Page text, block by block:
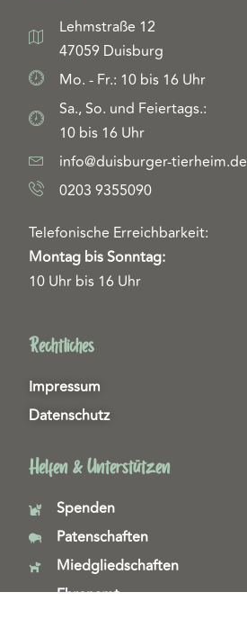
Lehmstraße 12
47059 Duisburg
Mo. - Fr.: 10 bis 16 Uhr
Sa., So. und Feiertags.:
10 bis 16 Uhr
info@duisburger-tierheim.de
0203 9355090
Telefonische Erreichbarkeit:
Montag bis Sonntag:
10 Uhr bis 16 Uhr
Rechtliches
Impressum
Datenschutz
Helfen & Unterstützen
Spenden
Patenschaften
Miedgliedschaften
Ehrenamt